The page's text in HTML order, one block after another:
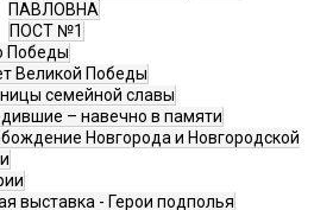
ПАВЛОВНА
ПОСТ №1
Победы
Великой Победы
семейной славы
– навечно в памяти
Новгорода и Новгородской
выставка - Герои подполья